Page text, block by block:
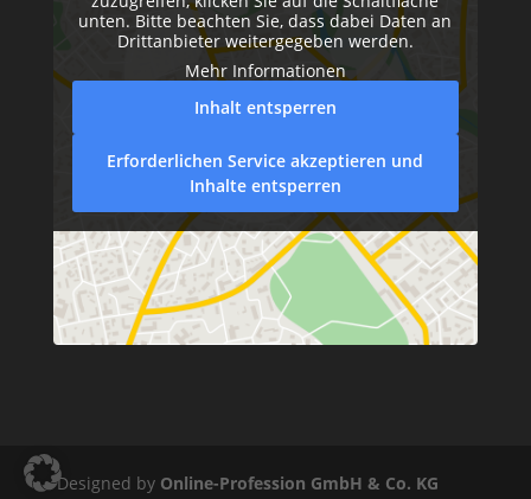
unten. Bitte beachten Sie, dass dabei Daten an
Drittanbieter weitergegeben werden.
Mehr Informationen
Inhalt entsperren
Erforderlichen Service akzeptieren und
Inhalte entsperren
Designed by Online-Profession GmbH & Co. KG